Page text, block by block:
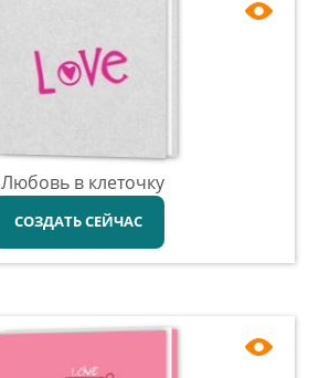
Любовь в клеточку
СОЗДАТЬ СЕЙЧАС